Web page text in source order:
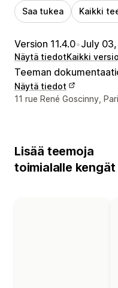
Saa tukea Kaikki
Version 11.4.0•July
Näytä tiedotKaikki
Teeman
Näytä tiedot
Suunnittelijan
11 rue René Goscinny,
Lisää teemoja
toimialalle kengät